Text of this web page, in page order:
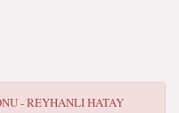
- REYHANLI HATAY